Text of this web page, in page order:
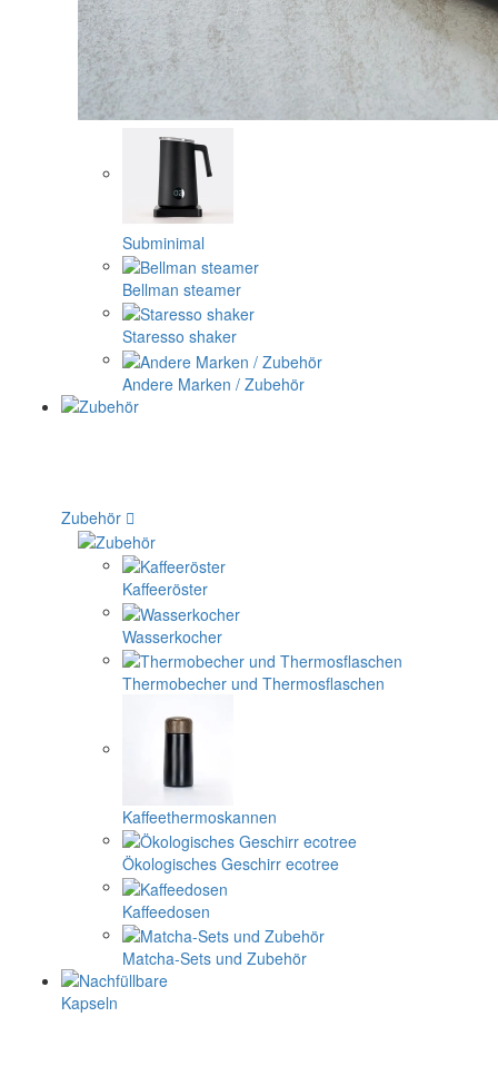
Subminimal
Bellman steamer
Staresso shaker
Andere Marken / Zubehör
Zubehör
Kaffeeröster
Wasserkocher
Thermobecher und Thermosflaschen
Kaffeethermoskannen
Ökologisches Geschirr ecotree
Kaffeedosen
Matcha-Sets und Zubehör